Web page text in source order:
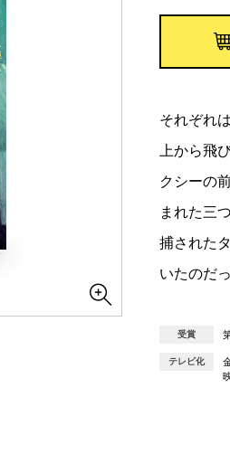
それぞれ
上から飛
クシーの
まれた三
捕された
いたのだ
受賞
テレビ化